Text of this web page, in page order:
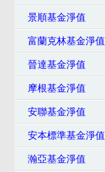
景順基金淨值
富蘭克林基金淨值
晉達基金淨值
摩根基金淨值
安聯基金淨值
安本標準基金淨值
瀚亞基金淨值